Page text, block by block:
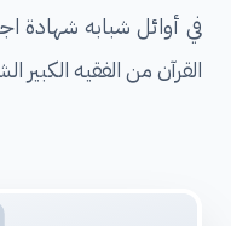
في أوائل شبابه شهادة
القرآن من الفقيه